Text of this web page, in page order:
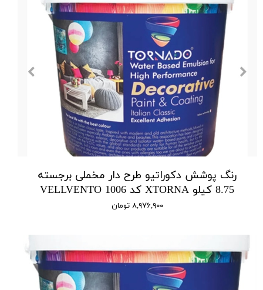
رنگ پوشش دکوراتیو طرح دار مخملی برجسته
8.75 کیلو XTORNA کد 1006 VELLVENTO
۸,۹۷۶,۹۰۰ تومان